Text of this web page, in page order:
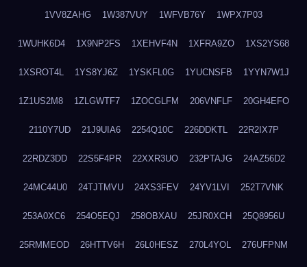
1VV8ZAHG 1W387VUY 1WFVB76Y 1WPX7P03
1WUHK6D4 1X9NP2FS 1XEHVF4N 1XFRA9ZO 1XS2YS68
1XSROT4L 1YS8YJ6Z 1YSKFL0G 1YUCNSFB 1YYN7W1J
1Z1US2M8 1ZLGWTF7 1ZOCGLFM 206VNFLF 20GH4EFO
2110Y7UD 21J9UIA6 2254Q10C 226DDKTL 22R2IX7P
22RDZ3DD 22S5F4PR 22XXR3UO 232PTAJG 24AZ56D2
24MC44U0 24TJTMVU 24XS3FEV 24YV1LVI 252T7VNK
253A0XC6 254O5EQJ 258OBXAU 25JR0XCH 25Q8956U
25RMMEOD 26HTTV6H 26L0HESZ 270L4YOL 276UFPNM